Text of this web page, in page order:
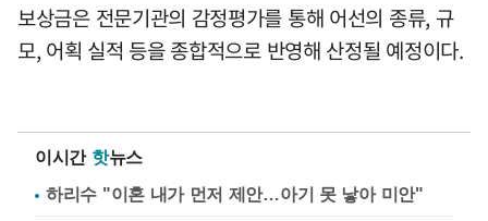
보상금은 전문기관의 감정평가를 통해 어선의 종류, 규
모, 어획 실적 등을 종합적으로 반영해 산정될 예정이다.
이시간 핫뉴스
하리수 "이혼 내가 먼저 제안…아기 못 낳아 미안"